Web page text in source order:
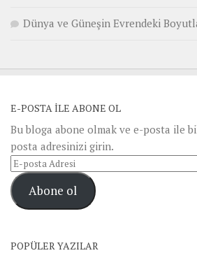
Dünya ve Güneşin Evrendeki
E-POSTA ILE ABONE OL
Bu bloga abone olmak ve e-posta ile
posta adresinizi girin.
E-
posta
AdresiAbone ol
POPÜLER YAZILAR